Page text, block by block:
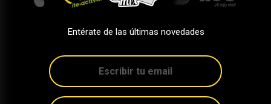
Entérate de las últimas novedades